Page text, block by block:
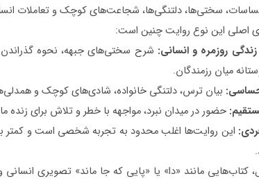
سختی‌ها، دلتنگی‌ها، شجاعت‌های کوچک و تعاملات
اصلی این نوع روایت چنین است:
زندگی روزمره و انسانی: شرح سختی‌های جبهه، نحوه
میان رزمندگان.
بیان ترس، دلتنگی خانواده، شادی‌های کوچک و
: حضور در میدان نبرد، مواجهه با خطر و تلاش برای زنده
: این روایت‌ها اغلب محدود به تجربه شخصی است و کمتر
کتاب‌هایی مانند «دا» یا «پایی که جا ماند» تصویری